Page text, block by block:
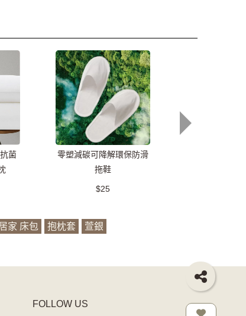
菌
零塑減碳可降解環保防滑
拖鞋
$25
家 床包 抱枕套 萱銀
FOLLOW US